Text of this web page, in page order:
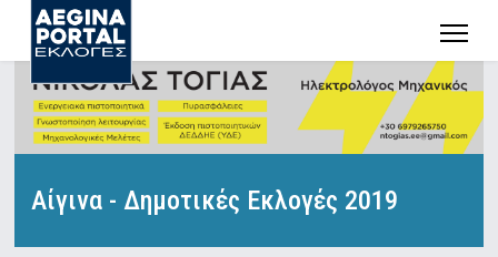
Αίγινα - Δημοτικές Εκλογές 2019